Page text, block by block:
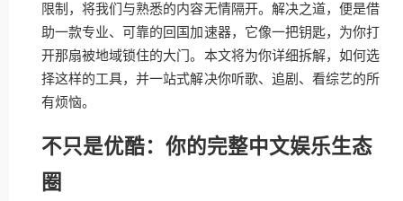
限制，将我们与熟悉的内容无情隔开。解决之道，便是借
助一款专业、可靠的回国加速器，它像一把钥匙，为你打
开那扇被地域锁住的大门。本文将为你详细拆解，如何选
择这样的工具，并一站式解决你听歌、追剧、看综艺的所
有烦恼。
不只是优酷：你的完整中文娱乐生态
圈